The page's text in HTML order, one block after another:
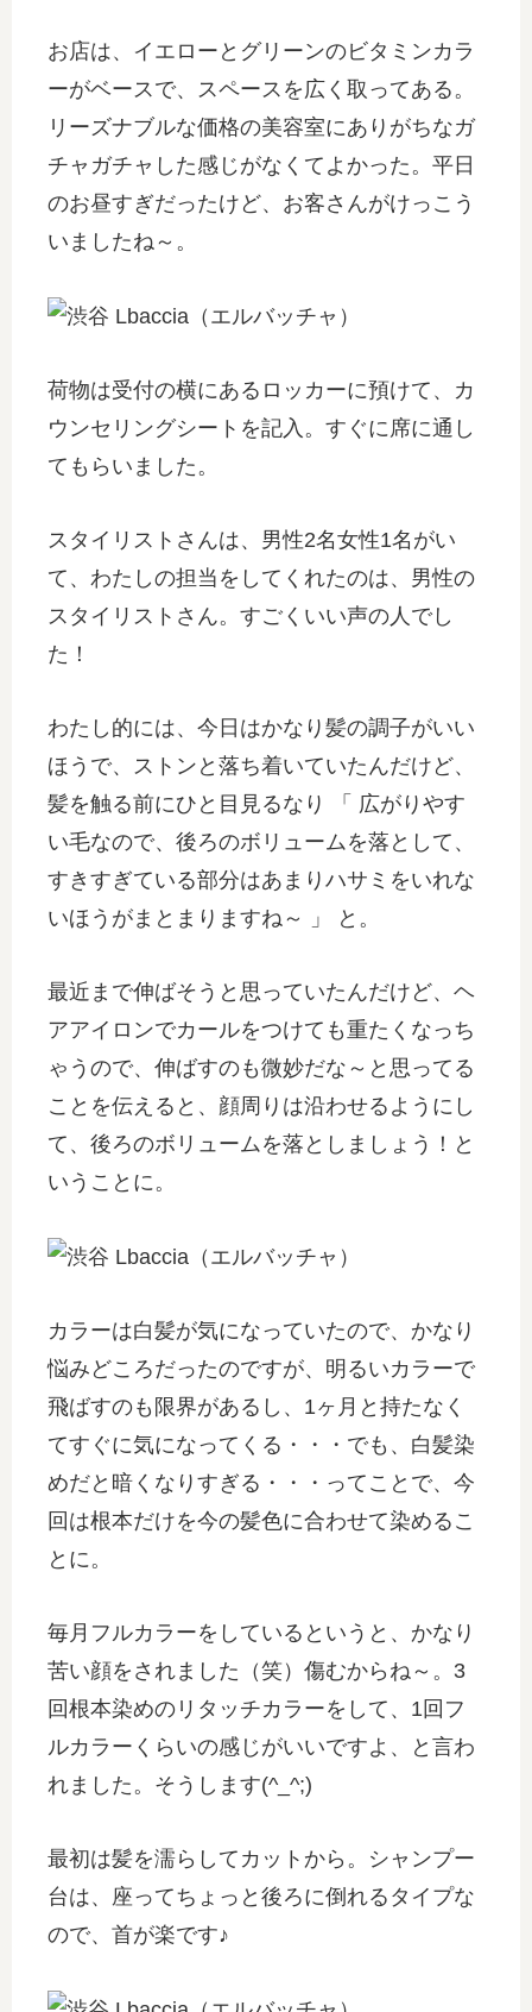
お店は、イエローとグリーンのビタミンカラ
ーがベースで、スペースを広く取ってある。
リーズナブルな価格の美容室にありがちなガ
チャガチャした感じがなくてよかった。平日
のお昼すぎだったけど、お客さんがけっこう
いましたね～。
荷物は受付の横にあるロッカーに預けて、カ
ウンセリングシートを記入。すぐに席に通し
てもらいました。
スタイリストさんは、男性2名女性1名がい
て、わたしの担当をしてくれたのは、男性の
スタイリストさん。すごくいい声の人でし
た！
わたし的には、今日はかなり髪の調子がいい
ほうで、ストンと落ち着いていたんだけど、
髪を触る前にひと目見るなり 「 広がりやす
い毛なので、後ろのボリュームを落として、
すきすぎている部分はあまりハサミをいれな
いほうがまとまりますね～ 」 と。
最近まで伸ばそうと思っていたんだけど、ヘ
アアイロンでカールをつけても重たくなっち
ゃうので、伸ばすのも微妙だな～と思ってる
ことを伝えると、顔周りは沿わせるようにし
て、後ろのボリュームを落としましょう！と
いうことに。
カラーは白髪が気になっていたので、かなり
悩みどころだったのですが、明るいカラーで
飛ばすのも限界があるし、1ヶ月と持たなく
てすぐに気になってくる・・・でも、白髪染
めだと暗くなりすぎる・・・ってことで、今
回は根本だけを今の髪色に合わせて染めるこ
とに。
毎月フルカラーをしているというと、かなり
苦い顔をされました（笑）傷むからね～。3
回根本染めのリタッチカラーをして、1回フ
ルカラーくらいの感じがいいですよ、と言わ
れました。そうします(^_^;)
最初は髪を濡らしてカットから。シャンプー
台は、座ってちょっと後ろに倒れるタイプな
ので、首が楽です♪